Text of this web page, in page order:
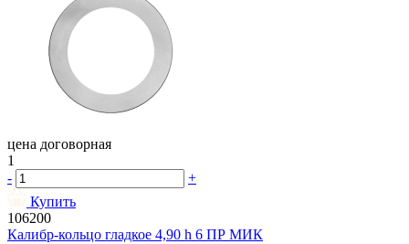
цена договорная
1
-
+
Купить
106200
Калибр-кольцо гладкое 4,90 h 6 ПР МИК